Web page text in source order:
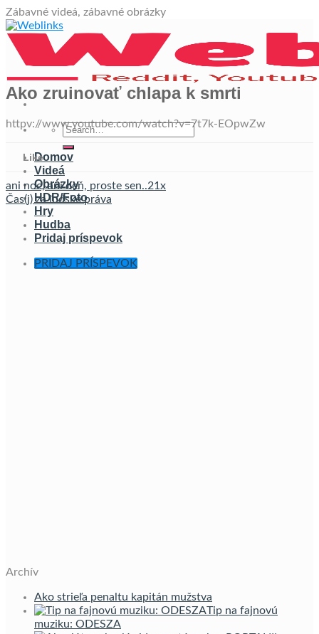
Zábavné videá, zábavné obrázkySkip
content
Domov
Videá
Obrázky
HDR/Foto
Hry
Hudba
Pridaj príspevok
PRIDAJ PRÍSPEVOK
Ako zruinovať chlapa k smrti
httpv://www.youtube.com/watch?v=7t7k-EOpwZw
Like
ani noc, ani deň, proste sen..21x
Čas(j) za ľudské práva
Archív
Ako strieľa penaltu kapitán mužstva
Tip na fajnovú
muziku: ODESZA